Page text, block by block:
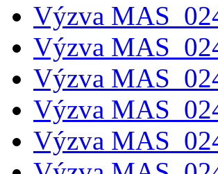
Výzva
Výzva
Výzva
Výzva
Výzva